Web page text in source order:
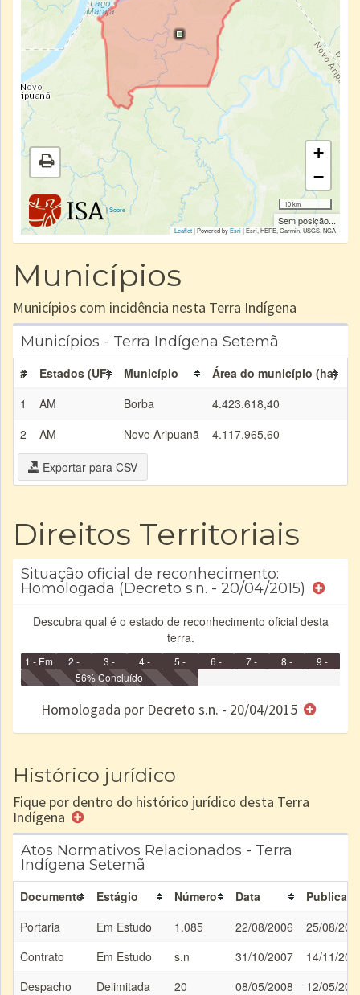
|Sobre
+
−
10 km
Sem posição...
Leaflet| Powered byEsri|Esri, HERE, Garmin, USGS, NGA
Municípios
Municípios com incidência nesta Terra Indígena
Municípios - Terra Indígena Setemã
# Estados (UF) Município Área do município (ha)
1
AM Borba 4.423.618,40
2
AM Novo Aripuanã 4.117.965,60
Exportar para CSV
Direitos Territoriais
Situação oficial de reconhecimento:
Homologada (Decreto s.n. - 20/04/2015)
Descubra qual é o estado de reconhecimento oficial desta
terra.
1 - Em
Identificação
2 -
Identificada
3 -
Declarada
4 -
Reservada
5 -
Homologada
6 -
Registrada
e/ou
7 -
8 -
9 -
56% Concluído
Homologada por Decreto s.n. - 20/04/2015
Histórico jurídico
Fique por dentro do histórico jurídico desta Terra
Indígena
Atos Normativos Relacionados - Terra
Indígena Setemã
Documento Estágio Número Data
Portaria
Em Estudo 1.085 22/08/2006
25/08/
Contrato
Em Estudo s.n 31/10/2007
14/11/
Despacho
Delimitada 20 08/05/2008 12/05/